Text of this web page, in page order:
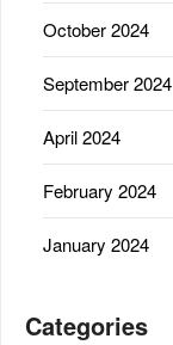
October 2024
September 2024
April 2024
February 2024
January 2024
Categories